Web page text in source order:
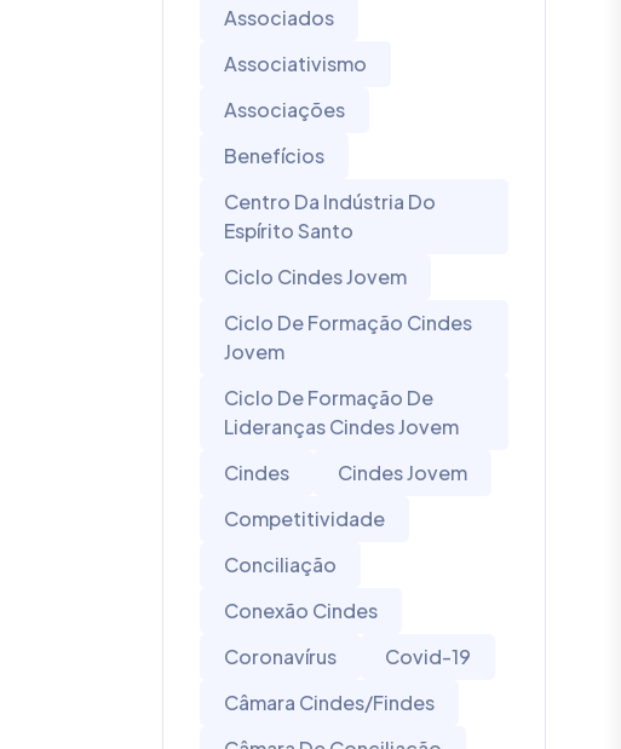
Associados
Associativismo
Associações
Benefícios
Centro Da Indústria Do
Espírito Santo
Ciclo Cindes Jovem
Ciclo De Formação Cindes
Jovem
Ciclo De Formação De
Lideranças Cindes Jovem
Cindes
Cindes Jovem
Competitividade
Conciliação
Conexão Cindes
Coronavírus
Covid-19
Câmara Cindes/Findes